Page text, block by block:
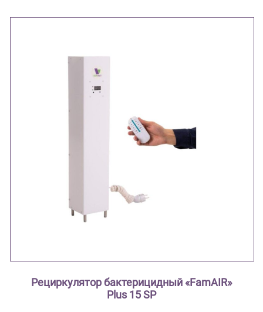
Рециркулятор бактерицидный «FamAIR»
Plus 15 SP